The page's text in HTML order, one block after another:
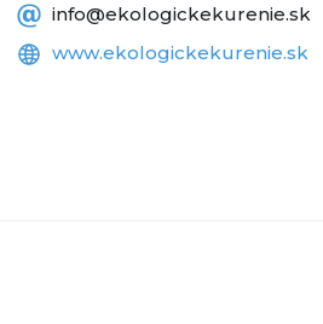
info@ekologickekurenie.sk
www.ekologickekurenie.sk